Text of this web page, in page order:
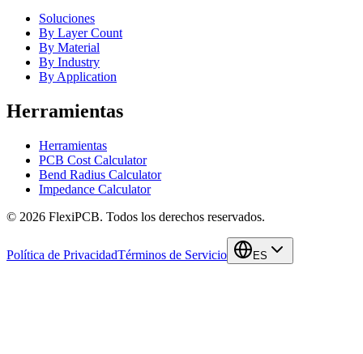
Soluciones
By Layer Count
By Material
By Industry
By Application
Herramientas
Herramientas
PCB Cost Calculator
Bend Radius Calculator
Impedance Calculator
© 2026 FlexiPCB. Todos los derechos reservados.
Política de PrivacidadTérminos de Servicio ES